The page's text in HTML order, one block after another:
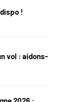
!
vol : aidons-